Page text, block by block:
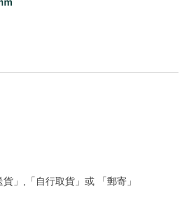
」,「自行取貨」或 「郵寄」